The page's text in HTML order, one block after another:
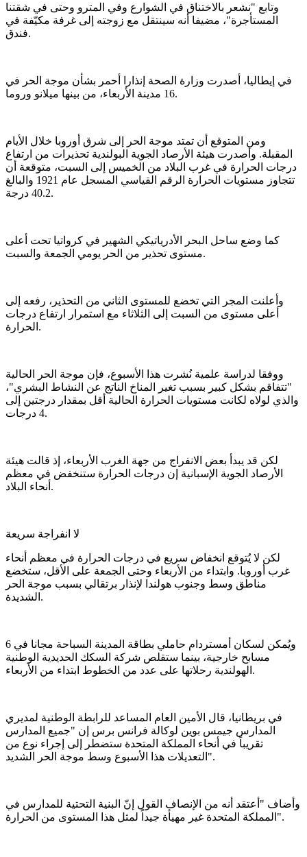
وتابع "نشعر بالاختناق في الشوارع وفي المترو وحتى في شقتنا
المستأجرة"، مضيفا أنه سينتقل مع زوجته إلى غرفة مكيّفة في
فندق.
في إيطاليا، أصدرت وزارة الصحة إنذارا أحمر بشأن موجة الحر في
16 مدينة الأربعاء، من بينها ميلانو وروما.
ومن المتوقع أن تمتد موجة الحر إلى شرق أوروبا خلال الأيام
المقبلة. وأصدرت هيئة الأرصاد الجوية البولندية تحذيرات من ارتفاع
درجات الحرارة في غرب البلاد من الخميس إلى السبت، متوقعة أن
تتجاوز مستويات الحرارة الرقم القياسي المسجل عام 1921 والبالغ
40.2 درجة.
كما وضع ساحل البحر الأدرياتيكي الشهير في كرواتيا تحت أعلى
مستوى تحذير من الحر يومي الجمعة والسبت.
وأعلنت المجر التي تخضع للمستوى الثاني من التحذير، رفعه إلى
أعلى مستوى من السبت إلى الثلاثاء مع استمرار ارتفاع درجات
الحرارة.
ووفقا لدراسة علمية نُشرت هذا الأسبوع، فإن موجة الحر الحالية
"تتفاقم بشكل كبير بسبب تغير المناخ الناتج عن النشاط البشري"،
والذي لولاه لكانت مستويات الحرارة الحالية أقل بمقدار درجتين إلى
4 درجات.
لكن قد يبدأ بعض الانفراج من جهة الغرب الأربعاء، إذ قالت هيئة
الأرصاد الجوية الإسبانية إن درجات الحرارة ستنخفض في معظم
أنحاء البلاد.
لا انفراجة سريعة
لكن لا يُتوقع انخفاض سريع في درجات الحرارة في معظم أنحاء
غرب أوروبا. وابتداء من الأربعاء وحتى الجمعة على الأقل، ستخضع
مناطق وسط وجنوب هولندا لإنذار برتقالي بسبب موجة الحر
الشديدة.
ويُمكن لسكان أمستردام حاملي بطاقة المدينة السباحة مجانا في 6
مسابح خارجية، بينما ستقلص شركة السكك الحديدية الوطنية
الهولندية رحلاتها على عدد من الخطوط ابتداء من الأربعاء.
في بريطانيا، قال الأمين العام المساعد للرابطة الوطنية لمديري
المدارس جيمس بوين لوكالة فرانس برس إن "جميع المدارس
تقريباً في أنحاء المملكة المتحدة ستضطر إلى إجراء نوع من
التعديلات هذا الأسبوع وسط موجة الحر الشديد".
وأضاف "أعتقد أنه من الإنصاف القول إنّ البنية التحتية للمدارس في
المملكة المتحدة غير مهيأة جيداً لمثل هذا المستوى من الحرارة".